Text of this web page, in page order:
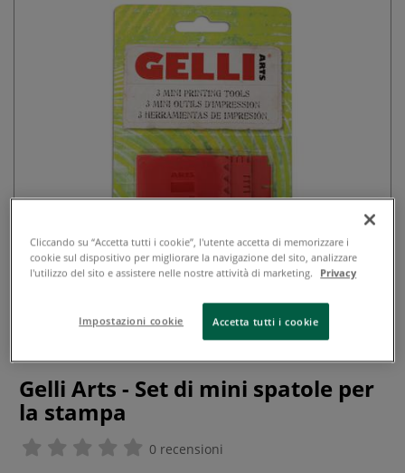
Gelli Arts - Set di mini spatole per
la stampa
0 recensioni
Cliccando su “Accetta tutti i cookie”, l'utente accetta di memorizzare i
cookie sul dispositivo per migliorare la navigazione del sito, analizzare
l'utilizzo del sito e assistere nelle nostre attività di marketing. Privacy
Impostazioni cookie Accetta tutti i cookie